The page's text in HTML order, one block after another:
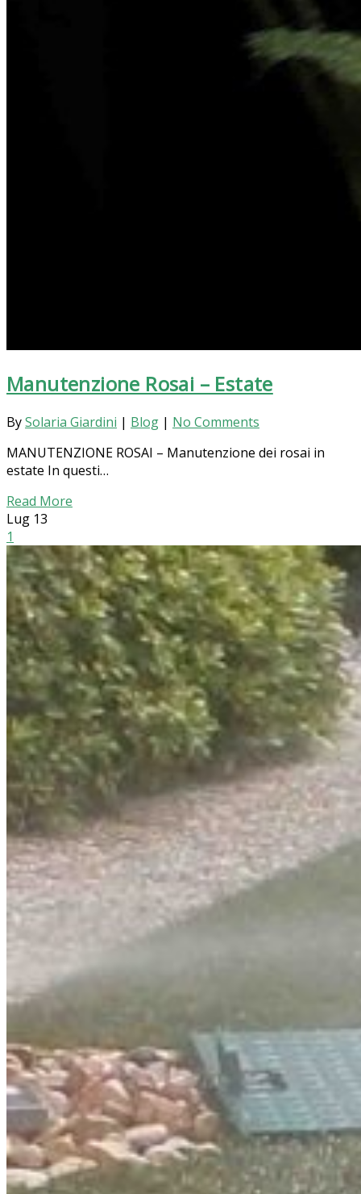
Manutenzione Rosai – Estate
BySolaria Giardini | Blog | No Comments
MANUTENZIONE ROSAI – Manutenzione dei rosai in
estate In questi…
Read More
Lug 13
1